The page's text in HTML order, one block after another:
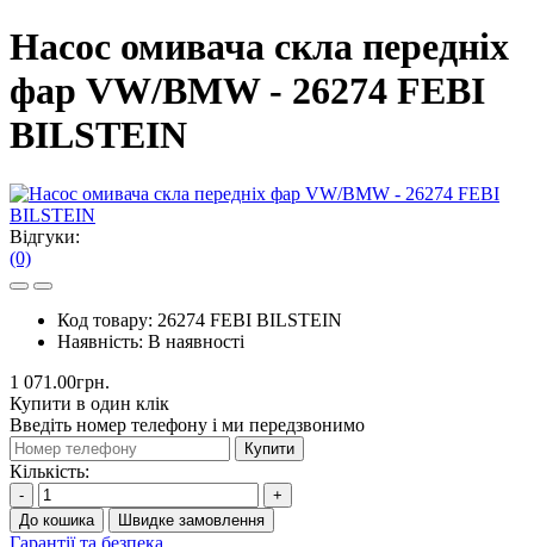
Насос омивача скла передніх
фар VW/BMW - 26274 FEBI
BILSTEIN
Відгуки:
(0)
Код товару: 26274 FEBI BILSTEIN
Наявність: В наявності
1 071.00грн.
Купити в один клік
Введіть номер телефону і ми передзвонимо
Купити
Кількість:
-
+
До кошика
Швидке замовлення
Гарантії та безпека